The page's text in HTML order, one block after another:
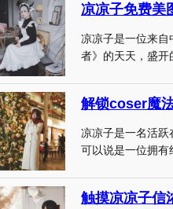
凉凉子免费美
凉凉子是一位来自
者》的天天，盛
解锁coser魔
凉凉子是一名活
可以说是一位拥
触摸凉凉子信